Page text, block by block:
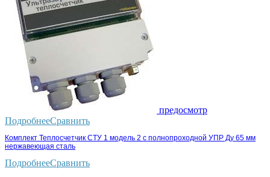
предосмотр
ПодробнееСравнить
Комплект Теплосчетчик СТУ 1 модель 2 с полнопроходной УПР Ду 65 мм
нержавеющая сталь
ПодробнееСравнить